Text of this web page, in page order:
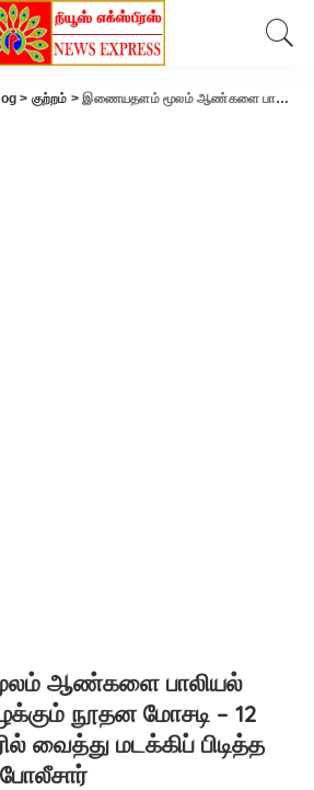
> குற்றம் >இணையதளம் மூலம் ஆண்களை பாலியல் இச்சைக்கு அழைக்கும் நூதன மோசடி – 12 பேரை பெங்களூரில் வைத்து மடக்கிப் பிடித்த கோவை மாநகர போலீசார்
ஆண்களை பாலியல்
நூதன மோசடி – 12
வைத்து மடக்கிப் பிடித்த